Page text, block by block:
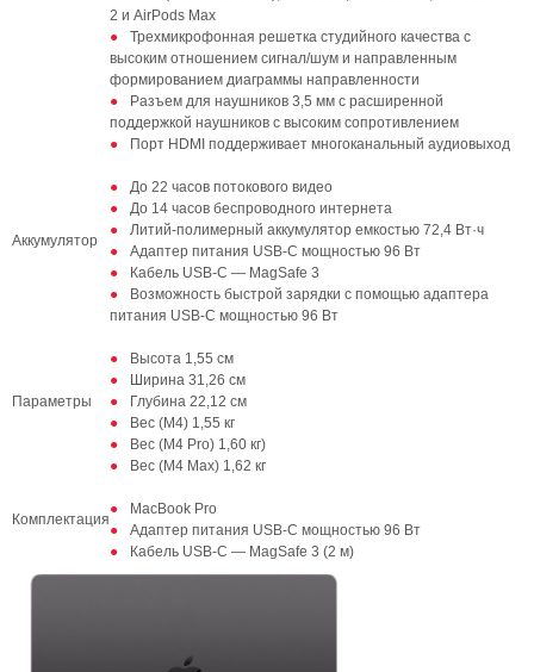
2 и AirPods Max
Трехмикрофонная решетка студийного качества с
высоким отношением сигнал/шум и направленным
формированием диаграммы направленности
Разъем для наушников 3,5 мм с расширенной
поддержкой наушников с высоким сопротивлением
Порт HDMI поддерживает многоканальный аудиовыход
Аккумулятор
До 22 часов потокового видео
До 14 часов беспроводного интернета
Литий-полимерный аккумулятор емкостью 72,4 Вт·ч
Адаптер питания USB-C мощностью 96 Вт
Кабель USB-C — MagSafe 3
Возможность быстрой зарядки с помощью адаптера
питания USB-C мощностью 96 Вт
Параметры
Высота 1,55 см
Ширина 31,26 см
Глубина 22,12 см
Вес (М4) 1,55 кг
Вес (M4 Pro) 1,60 кг)
Вес (M4 Max) 1,62 кг
Комплектация
MacBook Pro
Адаптер питания USB-C мощностью 96 Вт
Кабель USB-C — MagSafe 3 (2 м)